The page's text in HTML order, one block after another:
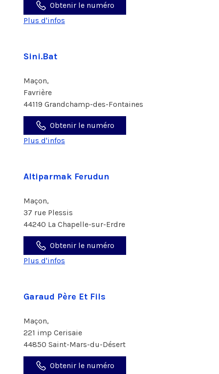
Obtenir le numéro
Plus d'infos
Sini.Bat
Maçon,
Favrière
44119 Grandchamp-des-Fontaines
Obtenir le numéro
Plus d'infos
Altiparmak Ferudun
Maçon,
37 rue Plessis
44240 La Chapelle-sur-Erdre
Obtenir le numéro
Plus d'infos
Garaud Père Et Fils
Maçon,
221 imp Cerisaie
44850 Saint-Mars-du-Désert
Obtenir le numéro